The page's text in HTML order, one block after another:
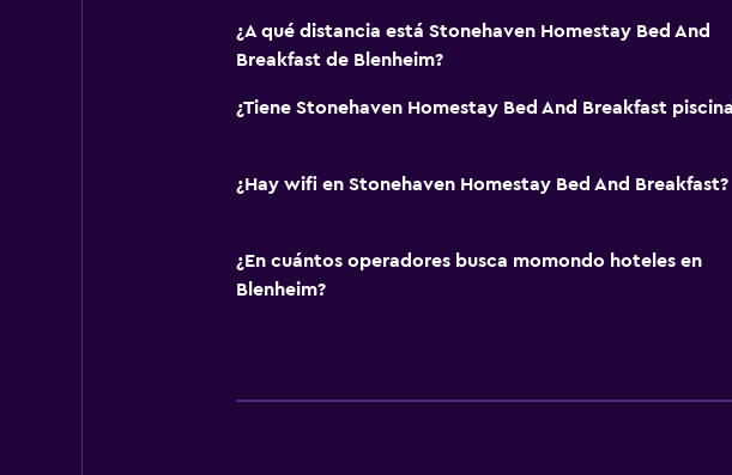
¿A qué distancia está Stonehaven Homestay Bed And
Breakfast de Blenheim?
¿Tiene Stonehaven Homestay Bed And Breakfast
¿Hay wifi en Stonehaven Homestay Bed And Breakfast?
¿En cuántos operadores busca momondo hoteles en
Blenheim?